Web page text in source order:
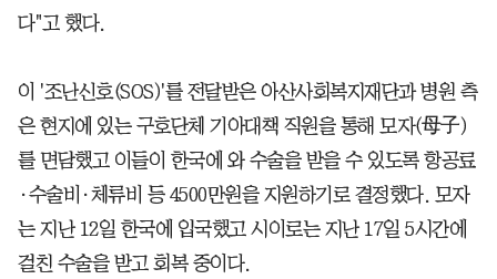
다"고 했다.
이 '조난신호(SOS)'를 전달받은 아산사회복지재단과 병원 측
은 현지에 있는 구호단체 기아대책 직원을 통해 모자(母子)
를 면담했고 이들이 한국에 와 수술을 받을 수 있도록 항공료
·수술비·체류비 등 4500만원을 지원하기로 결정했다. 모자
는 지난 12일 한국에 입국했고 시이로는 지난 17일 5시간에
걸친 수술을 받고 회복 중이다.